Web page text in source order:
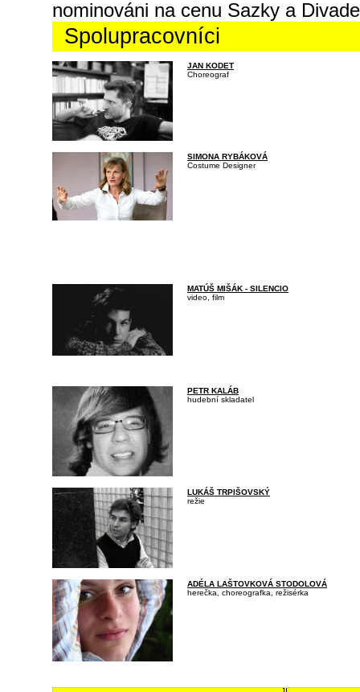
nominováni na cenu Sazky a
Spolupracovníci
JAN KODET
Choreograf
SIMONA RYBÁKOVÁ
Costume Designer
MATÚŠ MIŠÁK - SILENCIO
video, film
PETR KALÁB
hudební skladatel
LUKÁŠ TRPIŠOVSKÝ
režie
ADÉLA LAŠTOVKOVÁ STODOLOVÁ
herečka, choreografka, režisérka